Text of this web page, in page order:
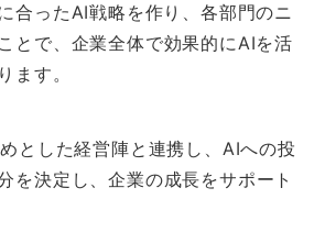
合ったAI戦略を作り、各部門のニ
とで、企業全体で効果的にAIを活
ます。
とした経営陣と連携し、AIへの投
を決定し、企業の成長をサポート